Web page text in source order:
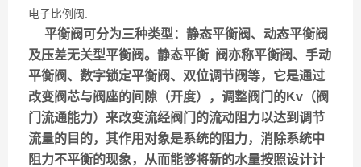
电子比例阀.
平衡阀可分为三种类型：静态平衡阀、动态平衡阀
及压差无关型平衡阀。静态平衡 阀亦称平衡阀、手动
平衡阀、数字锁定平衡阀、双位调节阀等，它是通过
改变阀芯与阀座的间隙（开度），调整阀门的Kv（阀
门流通能力）来改变流经阀门的流动阻力以达到调节
流量的目的，其作用对象是系统的阻力，消除系统中
阻力不平衡的现象，从而能够将新的水量按照设计计